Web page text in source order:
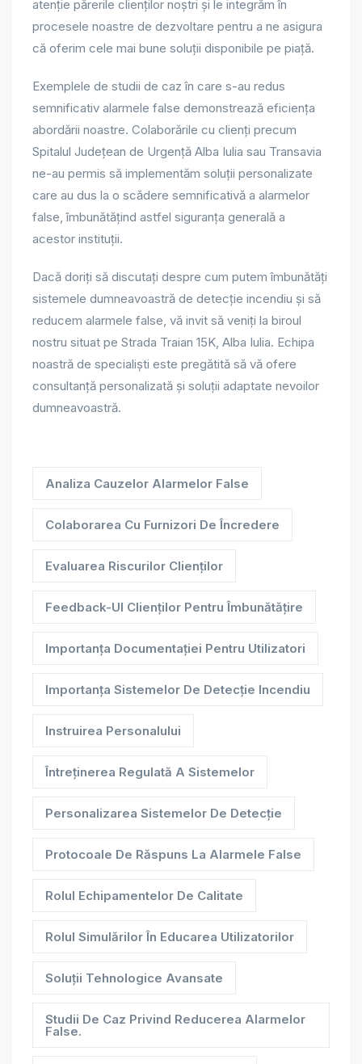
atenție părerile clienților noștri și le integrăm în
procesele noastre de dezvoltare pentru a ne asigura
că oferim cele mai bune soluții disponibile pe piață.
Exemplele de studii de caz în care s-au redus
semnificativ alarmele false demonstrează eficiența
abordării noastre. Colaborările cu clienți precum
Spitalul Județean de Urgență Alba Iulia sau Transavia
ne-au permis să implementăm soluții personalizate
care au dus la o scădere semnificativă a alarmelor
false, îmbunătățind astfel siguranța generală a
acestor instituții.
Dacă doriți să discutați despre cum putem îmbunătăți
sistemele dumneavoastră de detecție incendiu și să
reducem alarmele false, vă invit să veniți la biroul
nostru situat pe Strada Traian 15K, Alba Iulia. Echipa
noastră de specialiști este pregătită să vă ofere
consultanță personalizată și soluții adaptate nevoilor
dumneavoastră.
Analiza Cauzelor Alarmelor False
Colaborarea Cu Furnizori De Încredere
Evaluarea Riscurilor Clienților
Feedback-Ul Clienților Pentru Îmbunătățire
Importanța Documentației Pentru Utilizatori
Importanța Sistemelor De Detecție Incendiu
Instruirea Personalului
Întreținerea Regulată A Sistemelor
Personalizarea Sistemelor De Detecție
Protocoale De Răspuns La Alarmele False
Rolul Echipamentelor De Calitate
Rolul Simulărilor În Educarea Utilizatorilor
Soluții Tehnologice Avansate
Studii De Caz Privind Reducerea Alarmelor
False.